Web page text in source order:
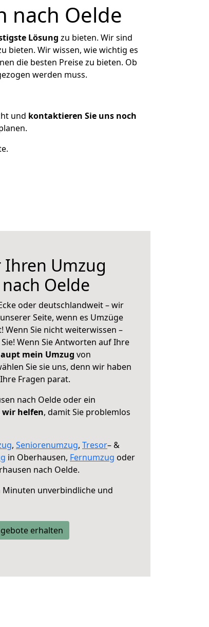
nach Oelde
Lösung zu bieten. Wir sind
bieten. Wir wissen, wie wichtig es
die besten Preise zu bieten. Ob
werden muss.
und kontaktieren Sie uns noch
Ihren Umzug
Oelde
oder deutschlandweit – wir
Seite, wenn es Umzüge
Wenn Sie nicht weiterwissen –
Wenn Sie Antworten auf Ihre
mein Umzug von
Sie sie uns, denn wir haben
Fragen parat.
nach Oelde oder ein
wir helfen, damit Sie problemlos
, Seniorenumzug, Tresor– &
in Oberhausen, Fernumzug oder
nach Oelde.
unverbindliche und
erhalten